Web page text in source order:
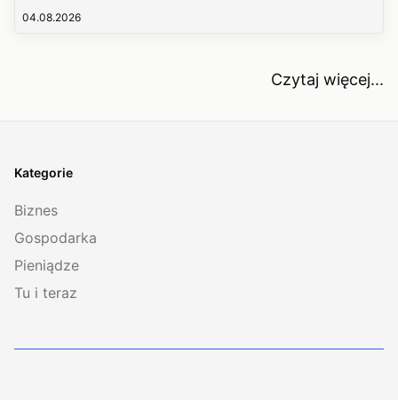
04.08.2026
Czytaj więcej...
Kategorie
Biznes
Gospodarka
Pieniądze
Tu i teraz